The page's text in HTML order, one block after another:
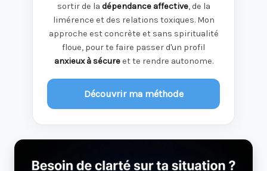
sortir de la dépendance affective, de la
limérence et des relations toxiques. Mon
approche est concrète et sans spiritualité
floue, pour te faire passer d'un profil
anxieux à sécureet te rendre autonome.
Découvrir ma méthode